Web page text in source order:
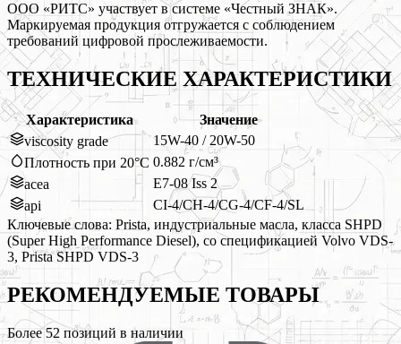
ООО «РИТС» участвует в системе «Честный ЗНАК».
Маркируемая продукция отгружается с соблюдением
требований цифровой прослеживаемости.
ТЕХНИЧЕСКИЕ ХАРАКТЕРИСТИКИ
Характеристика
Значение
viscosity grade
15W-40 / 20W-50
Плотность при 20°C 0.882 г/см³
acea
E7-08 Iss 2
api
CI-4/CH-4/CG-4/CF-4/SL
Ключевые слова: Prista, индустриальные масла, класса SHPD
(Super High Performance Diesel), со спецификацией Volvo VDS-
3, Prista SHPD VDS-3
РЕКОМЕНДУЕМЫЕ ТОВАРЫ
Более52 позиций в наличии